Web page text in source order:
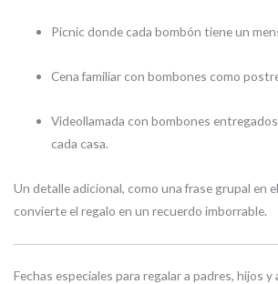
Picnic donde cada bombón tiene un
Cena familiar con bombones como
Videollamada con bombones
cada casa.
Un detalle adicional, como una frase grupal en
convierte el regalo en un recuerdo imborrable.
Fechas especiales para regalar a padres, hijos y